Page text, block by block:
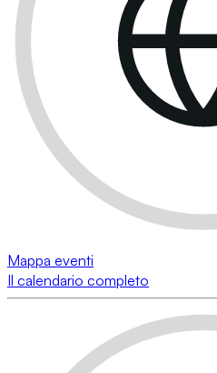
Mappa eventi
Il calendario completo